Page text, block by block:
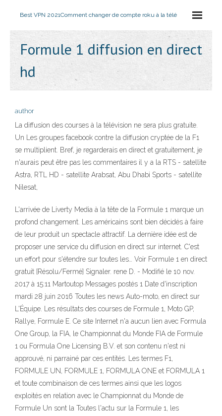
Best VPN 2021Comment changer de compte roku à la télé
Formule 1 diffusion en direct
hd
author
La diffusion des courses à la télévision ne sera plus gratuite.
Un Les groupes facebook contre la diffusion cryptée de la F1
se multiplient. Bref, je regarderais en direct et gratuitement, je
n'aurais peut être pas les commentaires il y a la RTS - satellite
Astra, RTL HD - satellite Arabsat, Abu Dhabi Sports - satellite
Nilesat,
L'arrivée de Liverty Media à la tête de la Formule 1 marque un
profond changement. Les américains sont bien décidés à faire
de leur produit un spectacle attractif. La dernière idée est de
proposer une service du diffusion en direct sur internet. C'est
un effort pour s'étendre sur toutes les… Voir Formule 1 en direct
gratuit [Résolu/Fermé] Signaler. rene D. - Modifié le 10 nov.
2017 à 15:11 Martoutop Messages postés 1 Date d'inscription
mardi 28 juin 2016 Toutes les news Auto-moto, en direct sur
L'Équipe. Les résultats des courses de Formule 1, Moto GP,
Rallye, Formule E. Ce site Internet n'a aucun lien avec Formula
One Group, la FIA, le Championnat du Monde FIA de Formule
1 ou Formula One Licensing B.V. et son contenu n'est ni
approuvé, ni parrainé par ces entités. Les termes F1,
FORMULE UN, FORMULE 1, FORMULA ONE et FORMULA 1
et toute combinaison de ces termes ainsi que les logos
exploités en relation avec le Championnat du Monde de
Formule Un sont la Toutes l'actu sur la Formule 1, les